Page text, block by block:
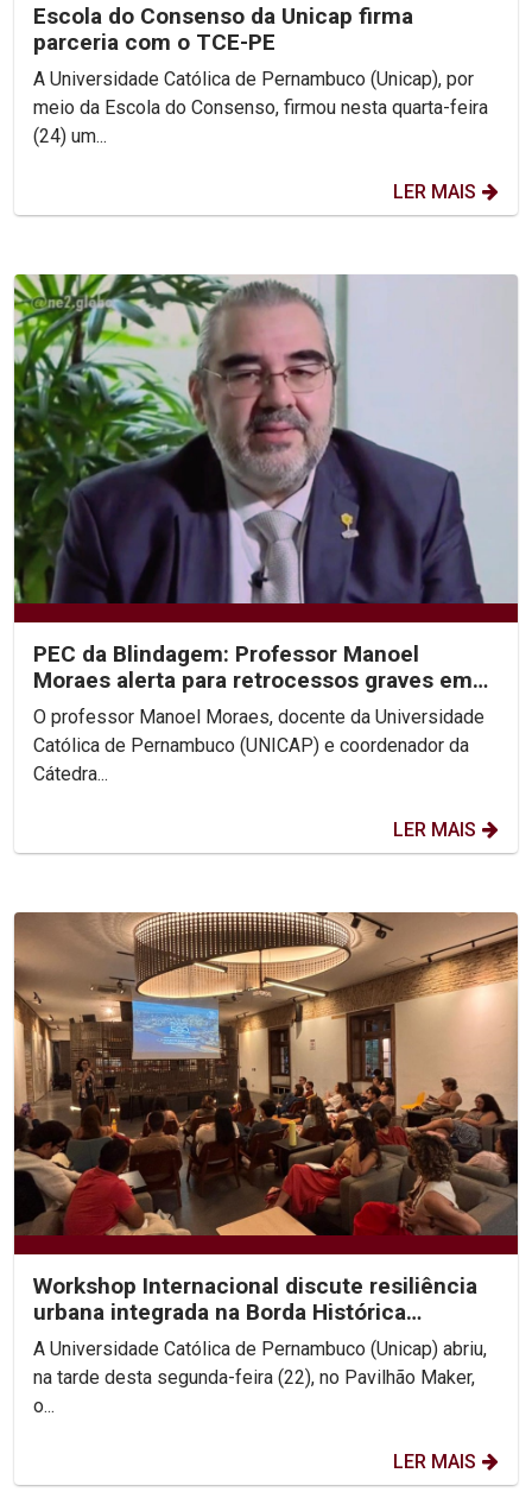
Escola do Consenso da Unicap firma
parceria com o TCE-PE
A Universidade Católica de Pernambuco (Unicap), por
meio da Escola do Consenso, firmou nesta quarta-feira
(24) um...
LER MAIS
PEC da Blindagem: Professor Manoel
Moraes alerta para retrocessos graves em
entrevistas à Rede Globo
O professor Manoel Moraes, docente da Universidade
Católica de Pernambuco (UNICAP) e coordenador da
Cátedra...
LER MAIS
Workshop Internacional discute resiliência
urbana integrada na Borda Histórica
Continental do Recife
A Universidade Católica de Pernambuco (Unicap) abriu,
na tarde desta segunda-feira (22), no Pavilhão Maker,
o...
LER MAIS